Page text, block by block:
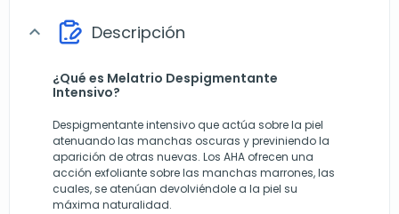
expand_more Descripción
¿Qué es Melatrio Despigmentante
Intensivo?
Despigmentante intensivo que actúa sobre la piel
atenuando las manchas oscuras y previniendo la
aparición de otras nuevas. Los AHA ofrecen una
acción exfoliante sobre las manchas marrones, las
cuales, se atenúan devolviéndole a la piel su
máxima naturalidad.